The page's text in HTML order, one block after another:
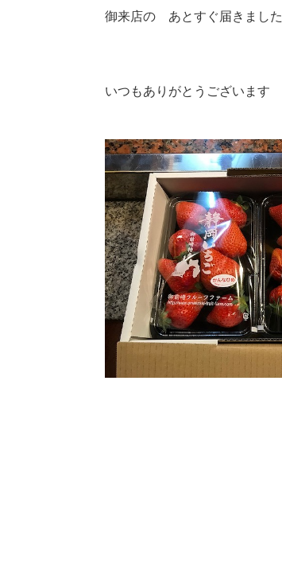
御来店の あとすぐ届きました
いつもありがとうございます